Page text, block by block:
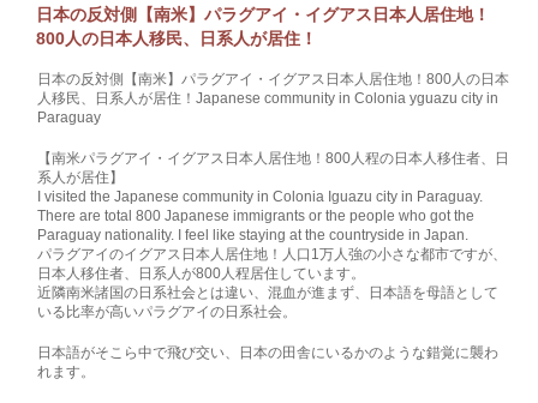
日本の反対側【南米】パラグアイ・イグアス日本人居住地！
800人の日本人移民、日系人が居住！
日本の反対側【南米】パラグアイ・イグアス日本人居住地！800人の日本
人移民、日系人が居住！Japanese community in Colonia yguazu city in
Paraguay
【南米パラグアイ・イグアス日本人居住地！800人程の日本人移住者、日
系人が居住】
I visited the Japanese community in Colonia Iguazu city in Paraguay.
There are total 800 Japanese immigrants or the people who got the
Paraguay nationality. I feel like staying at the countryside in Japan.
パラグアイのイグアス日本人居住地！人口1万人強の小さな都市ですが、
日本人移住者、日系人が800人程居住しています。
近隣南米諸国の日系社会とは違い、混血が進まず、日本語を母語として
いる比率が高いパラグアイの日系社会。
日本語がそこら中で飛び交い、日本の田舎にいるかのような錯覚に襲わ
れます。